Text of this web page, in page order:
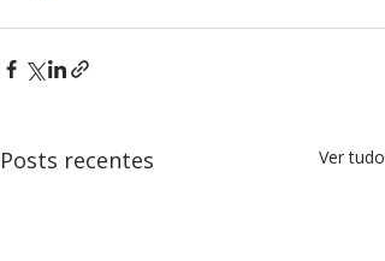
Posts recentes Ver tudo